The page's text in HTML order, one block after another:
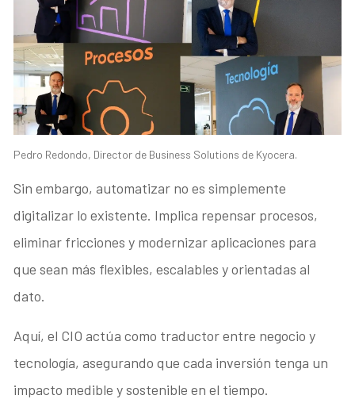
Pedro Redondo, Director de Business Solutions de Kyocera.
Sin embargo, automatizar no es simplemente
digitalizar lo existente. Implica repensar procesos,
eliminar fricciones y modernizar aplicaciones para
que sean más flexibles, escalables y orientadas al
dato.
Aquí, el CIO actúa como traductor entre negocio y
tecnología, asegurando que cada inversión tenga un
impacto medible y sostenible en el tiempo.